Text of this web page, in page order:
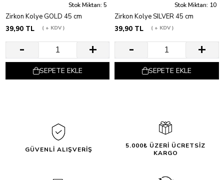
Stok Miktarı: 5
Zirkon Kolye GOLD 45 cm
39,90 TL
+ KDV
SEPETE EKLE
Stok Miktarı: 10
Zirkon Kolye SILVER 45 cm
39,90 TL
+ KDV
SEPETE EKLE
GÜVENLİ ALIŞVERİŞ
5.000₺ ÜZERİ ÜCRETSİZ
KARGO